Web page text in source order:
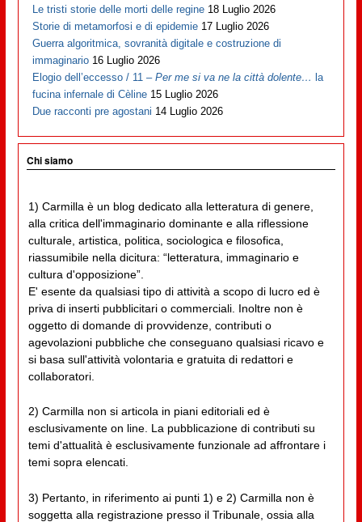
Le tristi storie delle morti delle regine 18 Luglio 2026
Storie di metamorfosi e di epidemie 17 Luglio 2026
Guerra algoritmica, sovranità digitale e costruzione di
immaginario 16 Luglio 2026
Elogio dell’eccesso / 11 –Per me si va ne la città dolente… la
fucina infernale di Cèline 15 Luglio 2026
Due racconti pre agostani 14 Luglio 2026
Chi siamo
1) Carmilla è un blog dedicato alla letteratura di genere,
alla critica dell'immaginario dominante e alla riflessione
culturale, artistica, politica, sociologica e filosofica,
riassumibile nella dicitura: “letteratura, immaginario e
cultura d'opposizione”.
E' esente da qualsiasi tipo di attività a scopo di lucro ed è
priva di inserti pubblicitari o commerciali. Inoltre non è
oggetto di domande di provvidenze, contributi o
agevolazioni pubbliche che conseguano qualsiasi ricavo e
si basa sull'attività volontaria e gratuita di redattori e
collaboratori.
2) Carmilla non si articola in piani editoriali ed è
esclusivamente on line. La pubblicazione di contributi su
temi d'attualità è esclusivamente funzionale ad affrontare i
temi sopra elencati.
3) Pertanto, in riferimento ai punti 1) e 2) Carmilla non è
soggetta alla registrazione presso il Tribunale, ossia alla